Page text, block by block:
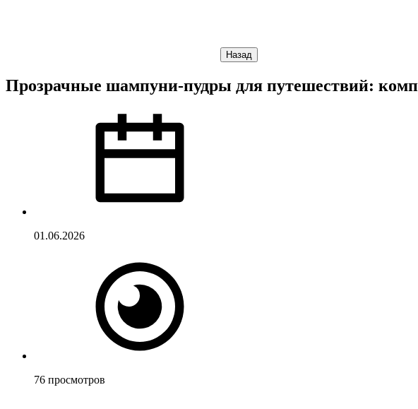
Назад
Прозрачные шампуни-пудры для путешествий:
01.06.2026
76 просмотров